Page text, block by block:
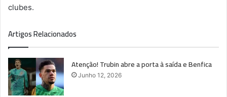
clubes.
Artigos Relacionados
Atenção! Trubin abre a porta à saída e Benfica
Junho 12, 2026